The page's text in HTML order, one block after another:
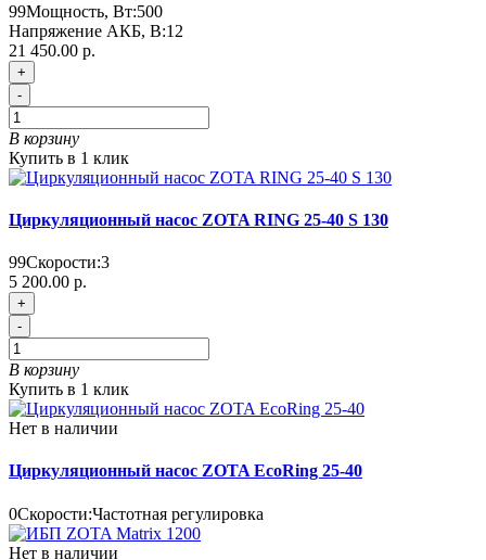
99Мощность, Вт:500
Напряжение АКБ, В:12
21 450.00 р.
+
-
В корзину
Купить в 1 клик
Циркуляционный насос ZOTA RING 25-40 S 130
99Скорости:3
5 200.00 р.
+
-
В корзину
Купить в 1 клик
Нет в наличии
Циркуляционный насос ZOTA EcoRing 25-40
0Скорости:Частотная регулировка
Нет в наличии